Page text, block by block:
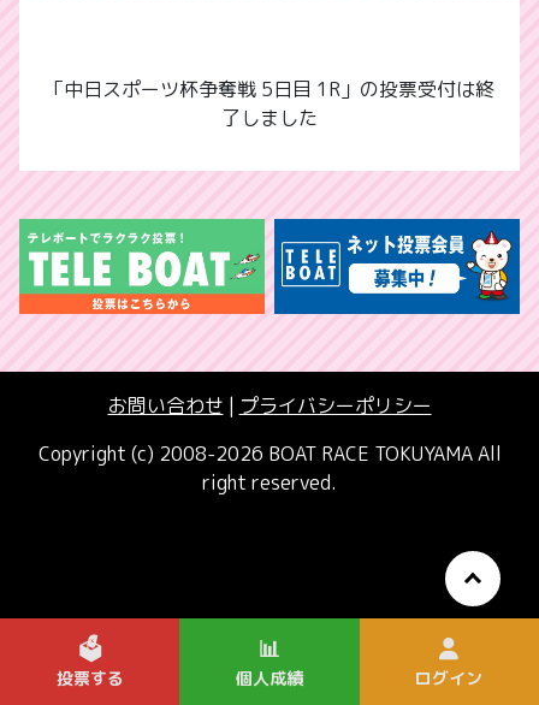
「中日スポーツ杯争奪戦 5日目 1R」の投票受付は終
了しました
お問い合わせ | プライバシーポリシー
Copyright (c) 2008-2026 BOAT RACE TOKUYAMA All
right reserved.
🗳️
投票する
📊
個人成績 ログイン